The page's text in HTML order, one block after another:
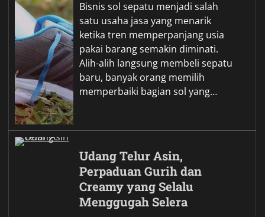
Bisnis sol sepatu menjadi salah
satu usaha jasa yang menarik
ketika tren memperpanjang usia
pakai barang semakin diminati.
Alih-alih langsung membeli sepatu
baru, banyak orang memilih
memperbaiki bagian sol yang…
Udang Telur Asin,
Perpaduan Gurih dan
Creamy yang Selalu
Menggugah Selera